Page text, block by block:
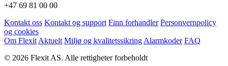
+47 69 81 00 00
Kontakt oss Kontakt og support Finn forhandler Personvernpolicy
og cookies
Om Flexit Aktuelt Miljø og kvalitetssikring Alarmkoder FAQ
© 2026 Flexit AS. Alle rettigheter forbeholdt